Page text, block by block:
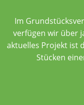
Im
verfügen wir über
aktuelles Projekt ist
Stücken